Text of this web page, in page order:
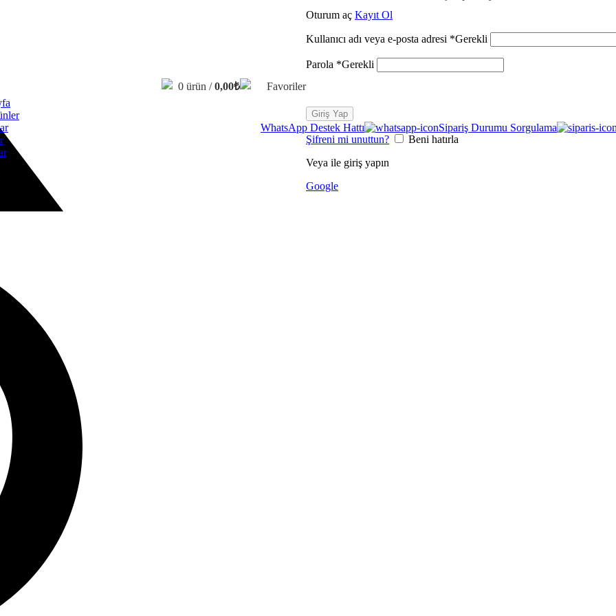
0 ürün / 0,00₺ Favoriler
Oturum aç Kayıt Ol
Kullanıcı adı veya e-posta adresi *Gerekli
Parola *Gerekli
Giriş Yap
Şifreni mi unuttun?
Beni hatırla
Veya ile giriş yapın
Google
WhatsApp Destek Hattı
Sipariş Durumu Sorgulama